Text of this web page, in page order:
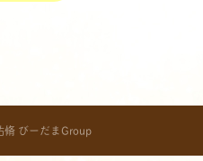
びーだまGroup